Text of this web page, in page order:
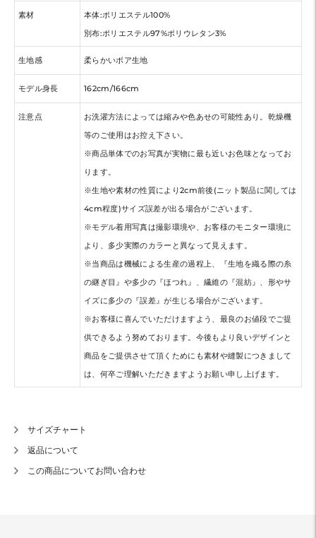
素材
本体:ポリエステル100%
別布:ポリエステル97%ポリウレタン3%
生地感 柔らかいボア生地
モデル身長 162cm/166cm
注意点
お洗濯方法によっては縮みや色あせの可能性あり。乾燥機
等のご使用はお控え下さい。
※商品単体でのお写真が実物に最も近いお色味となってお
ります。
※生地や素材の性質により2cm前後(ニット製品に関しては
4cm程度)サイズ誤差が出る場合がございます。
※モデル着用写真は撮影環境や、お客様のモニター環境に
より、多少実際のカラーと異なって見えます。
※当商品は機械による生産の過程上、『生地を織る際の糸
の継ぎ目』や多少の『ほつれ』、繊維の『混紡』、形やサ
イズに多少の『誤差』が生じる場合がございます。
※お客様に喜んでいただけますよう、最良のお値段でご提
供できるよう努めております。今後もより良いデザインと
商品をご提供させて頂くためにも素材や縫製につきまして
は、何卒ご理解いただきますようお願い申し上げます。
サイズチャート
返品について
この商品についてお問い合わせ